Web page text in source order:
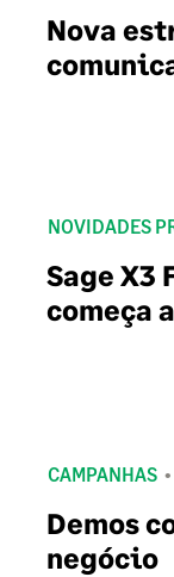
Nova
NOVIDADES
Sage X3
começa
CAMPANHAS
Demos
negócio